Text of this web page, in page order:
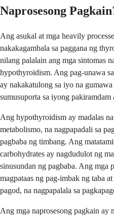
Naprosesong
Ang asukal at mga heavily
nakakagambala sa paggana ng
nilang palalain ang mga sintomas
hypothyroidism. Ang pag-unawa
ay nakakatulong sa iyo na
sumusuporta sa iyong pakiramdam
Ang hypothyroidism ay madalas
metabolismo, na nagpapadali sa
pagbaba ng timbang. Ang
carbohydrates ay nagdudulot ng
sinusundan ng pagbaba. Ang mga
magpataas ng pag-imbak ng taba
pagod, na nagpapalala sa
Ang mga naprosesong pagkain ay